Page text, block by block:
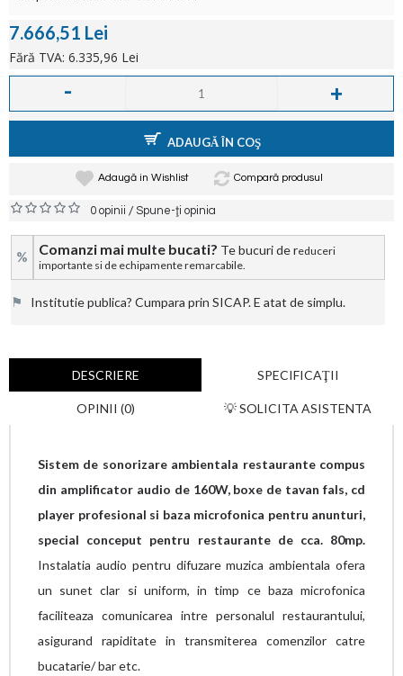
7.666,51 Lei
Fără TVA: 6.335,96 Lei
- +
ADAUGĂ ÎN COŞ
Adaugă in Wishlist Compară produsul
0 opinii /Spune-ţi opinia
% Comanzi mai multe bucati? Te bucuri de reduceri
importante si de echipamente remarcabile.
⚑ Institutie publica? Cumpara prin SICAP. E atat de simplu.
DESCRIERE SPECIFICAŢII
OPINII (0) 💡 SOLICITA ASISTENTA
Sistem de sonorizare ambientala restaurante compus
din amplificator audio de 160W, boxe de tavan fals, cd
player profesional si baza microfonica pentru anunturi,
special conceput pentru restaurante de cca. 80mp.
Instalatia audio pentru difuzare muzica ambientala ofera
un sunet clar si uniform, in timp ce baza microfonica
faciliteaza comunicarea intre personalul restaurantului,
asigurand rapiditate in transmiterea comenzilor catre
bucatarie/ bar etc.